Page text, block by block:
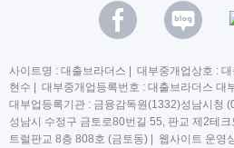
사이트명 : 대출브라더스 | 대부중개업상호 :
현수 | 대부중개업등록번호 : 대출브라더스 대
대부업등록기관 : 금융감독원(1332)성남시청
성남시 수정구 금토로80번길 55, 판교 제2테
트럴판교 8층 808호 (금토동) | 웹사이트 운영